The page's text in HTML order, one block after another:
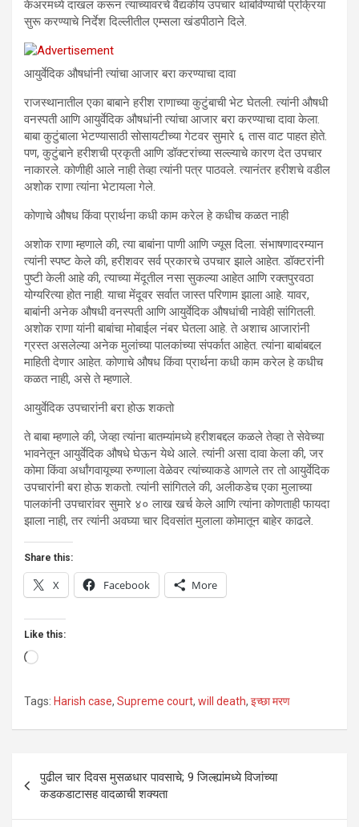
केअरमध्ये दाखल करून त्याच्यावरचे वैद्यकीय उपचार थांबविण्याची प्रक्रिया
सुरू करण्याचे निर्देश दिल्लीतील एम्सला खंडपीठाने दिले.
आयुर्वेदिक औषधांनी त्यांचा आजार बरा करण्याचा दावा
राजस्थानातील एका बाबाने हरीश राणाच्या कुटुंबाची भेट घेतली. त्यांनी औषधी
वनस्पती आणि आयुर्वेदिक औषधांनी त्यांचा आजार बरा करण्याचा दावा केला.
बाबा कुटुंबाला भेटण्यासाठी सोसायटीच्या गेटवर सुमारे ६ तास वाट पाहत होते.
पण, कुटुंबाने हरीशची प्रकृती आणि डॉक्टरांच्या सल्ल्याचे कारण देत उपचार
नाकारले. कोणीही आले नाही तेव्हा त्यांनी पत्र पाठवले. त्यानंतर हरीशचे वडील
अशोक राणा त्यांना भेटायला गेले.
कोणाचे औषध किंवा प्रार्थना कधी काम करेल हे कधीच कळत नाही
अशोक राणा म्हणाले की, त्या बाबांना पाणी आणि ज्यूस दिला. संभाषणादरम्यान
त्यांनी स्पष्ट केले की, हरीशवर सर्व प्रकारचे उपचार झाले आहेत. डॉक्टरांनी
पुष्टी केली आहे की, त्याच्या मेंदूतील नसा सुकल्या आहेत आणि रक्तपुरवठा
योग्यरित्या होत नाही. याचा मेंदूवर सर्वात जास्त परिणाम झाला आहे. यावर,
बाबांनी अनेक औषधी वनस्पती आणि आयुर्वेदिक औषधांची नावेही सांगितली.
अशोक राणा यांनी बाबांचा मोबाईल नंबर घेतला आहे. ते अशाच आजारांनी
ग्रस्त असलेल्या अनेक मुलांच्या पालकांच्या संपर्कात आहेत. त्यांना बाबांबद्दल
माहिती देणार आहेत. कोणाचे औषध किंवा प्रार्थना कधी काम करेल हे कधीच
कळत नाही, असे ते म्हणाले.
आयुर्वेदिक उपचारांनी बरा होऊ शकतो
ते बाबा म्हणाले की, जेव्हा त्यांना बातम्यांमध्ये हरीशबद्दल कळले तेव्हा ते सेवेच्या
भावनेतून आयुर्वेदिक औषधे घेऊन येथे आले. त्यांनी असा दावा केला की, जर
कोमा किंवा अर्धांगवायूच्या रुग्णाला वेळेवर त्यांच्याकडे आणले तर तो आयुर्वेदिक
उपचारांनी बरा होऊ शकतो. त्यांनी सांगितले की, अलीकडेच एका मुलाच्या
पालकांनी उपचारांवर सुमारे ४० लाख खर्च केले आणि त्यांना कोणताही फायदा
झाला नाही, तर त्यांनी अवघ्या चार दिवसांत मुलाला कोमातून बाहेर काढले.
Share this:
X Facebook More
Like this:
Loading…
Tags: Harish case, Supreme court, will death, इच्छा मरण
Post
navigation
पुढील चार दिवस मुसळधार पावसाचे; 9 जिल्ह्यांमध्ये विजांच्या
कडकडाटासह वादळाची शक्यता